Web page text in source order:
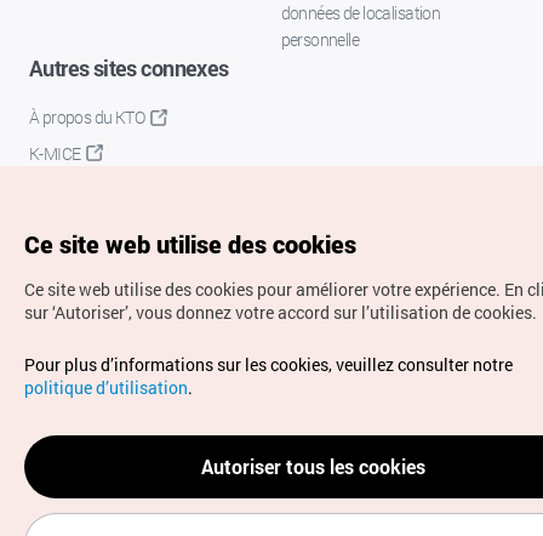
données de localisation
personnelle
Autres sites connexes
À propos du KTO
K-MICE
Droits d’auteur (c) Office National du Tourisme en Corée.
Tous droits réservés.
Pour les rapports d'erreurs et demandes de renseignements,
adressez vos demandes à
info.ontc@gmail.com
Ce site web utilise des cookies
Ce site web utilise des cookies pour améliorer votre expérience. En
sur ‘Autoriser’, vous donnez votre accord sur l’utilisation de cookies.
Pour plus d’informations sur les cookies, veuillez consulter notre
politique d’utilisation.
Autoriser tous les cookies